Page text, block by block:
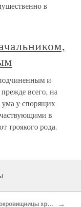
в
и
всего, на
ума у спорящих
в
троякого рода.
Защита сокровищницы храма от разграбления. 2 Маккавейская 3:22-27 →